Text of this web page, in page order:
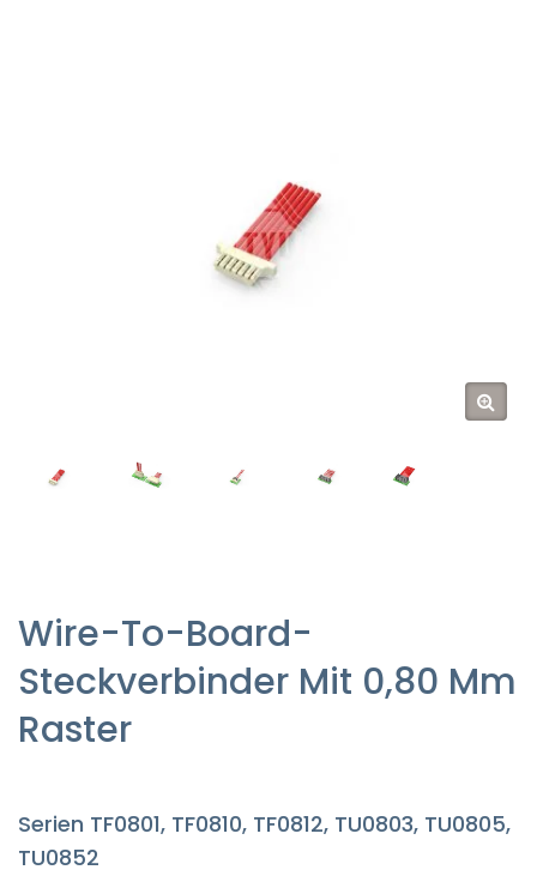
Wire-To-Board-
Steckverbinder Mit 0,80 Mm
Raster
Serien TF0801, TF0810, TF0812, TU0803, TU0805,
TU0852